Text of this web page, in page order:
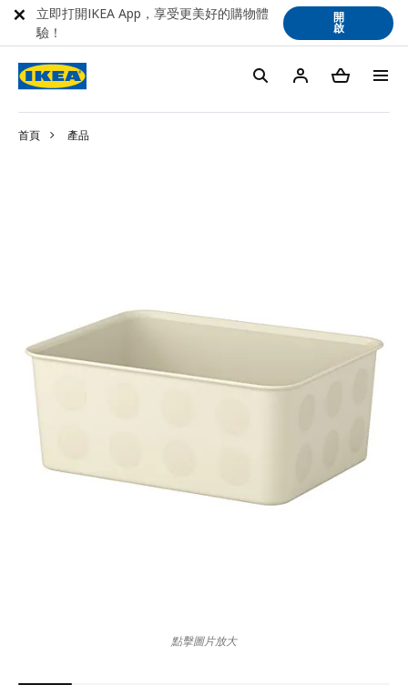
首頁 產品
點擊圖片放大
立即打開IKEA App，享受更美好的購物體
驗！
開
啟